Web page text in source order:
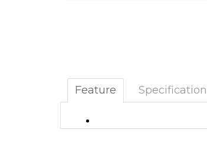
Feature Specification